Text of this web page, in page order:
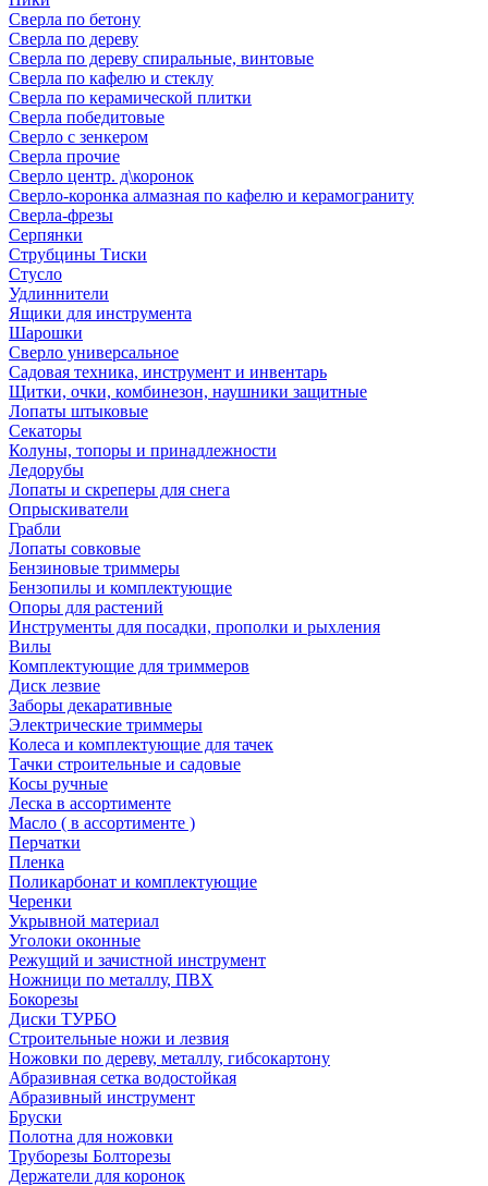
Сверла по бетону
Сверла по дереву
Сверла по дереву спиральные, винтовые
Сверла по кафелю и стеклу
Сверла по керамической плитки
Сверла победитовые
Сверло с зенкером
Сверла прочие
Сверло центр. д\коронок
Сверло-коронка алмазная по кафелю и керамограниту
Сверла-фрезы
Серпянки
Струбцины Тиски
Стусло
Удлиннители
Ящики для инструмента
Шарошки
Сверло универсальное
Садовая техника, инструмент и инвентарь
Щитки, очки, комбинезон, наушники защитные
Лопаты штыковые
Секаторы
Колуны, топоры и принадлежности
Ледорубы
Лопаты и скреперы для снега
Опрыскиватели
Грабли
Лопаты совковые
Бензиновые триммеры
Бензопилы и комплектующие
Опоры для растений
Инструменты для посадки, прополки и рыхления
Вилы
Комплектующие для триммеров
Диск лезвие
Заборы декаративные
Электрические триммеры
Колеса и комплектующие для тачек
Тачки строительные и садовые
Косы ручные
Леска в ассортименте
Масло ( в ассортименте )
Перчатки
Пленка
Поликарбонат и комплектующие
Черенки
Укрывной материал
Уголоки оконные
Режущий и зачистной инструмент
Ножници по металлу, ПВХ
Бокорезы
Диски ТУРБО
Строительные ножи и лезвия
Ножовки по дереву, металлу, гибсокартону
Абразивная сетка водостойкая
Абразивный инструмент
Бруски
Полотна для ножовки
Труборезы Болторезы
Держатели для коронок